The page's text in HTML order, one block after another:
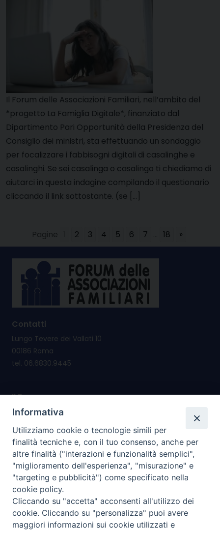
Il Forum delle Associazioni Familiari, nell’ambito del
*progetto La Famiglia Digitale*, finanziato dal
Dipartimento Pari Opportunità della Presidenza del
Consiglio dei ministri, sta effettuando un sondaggio
per focalizzare i fabbisogni digitali di casalinghe e
casalinghi. Se sei casalinga o casalingo ti chiediamo di
aiutarci in questa indagine compilando il questionario
cliccando il link sottostante. (se […]
Pagine 2 3 4 5 6 7 18 »
Contatti
Lungo Tevere dei Vallati 10
00186 Roma
tel. 06.6830.9445
Il Forum nasce per
promuovere e salvaguardare i valori e i diritti della
riconsegnare alla famiglia il diritto di cittadinanza
I nostri PROGETTI
I SERVIZI che offriamo
I nostri social
Informativa
Utilizziamo cookie o tecnologie simili per
finalità tecniche e, con il tuo consenso, anche per
altre finalità ("interazioni e funzionalità semplici",
"miglioramento dell'esperienza", "misurazione" e
"targeting e pubblicità") come specificato nella
cookie policy.
Cliccando su "accetta" acconsenti all'utilizzo dei
cookie. Cliccando su "personalizza" puoi avere
maggiori informazioni sui cookie utilizzati e